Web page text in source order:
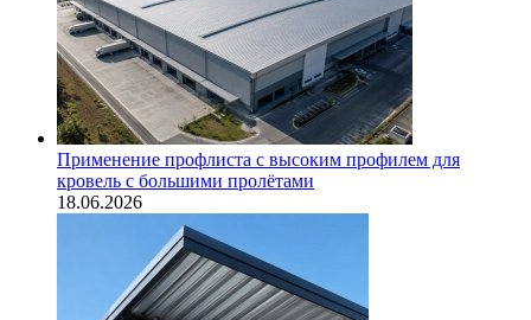
Применение профлиста с высоким профилем для
кровель с большими пролётами
18.06.2026